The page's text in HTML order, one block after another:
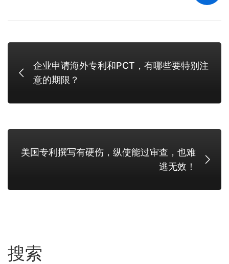
企业申请海外专利和PCT，有哪些要特别注
意的期限？
美国专利撰写有硬伤，纵使能过审查，也难
逃无效！
搜索